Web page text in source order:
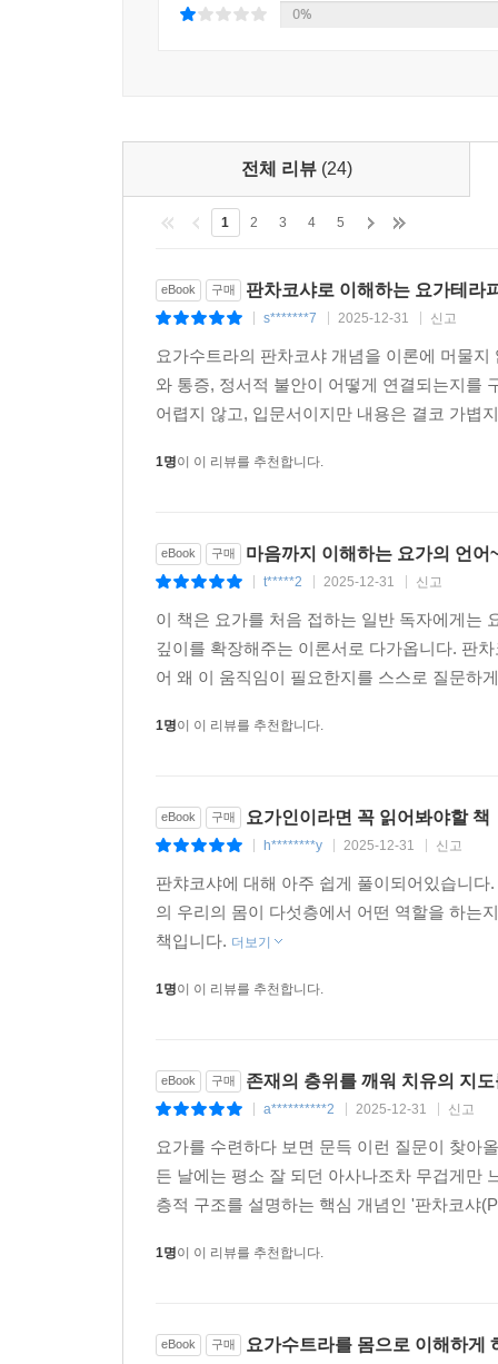
0%
전체 리뷰 (24)
1 2 3 4 5
eBook 구매 판차코샤로 이해하는 요가테라
s*******7 2025-12-31 신고
요가수트라의 판차코샤 개념을 이론에 머물
와 통증, 정서적 불안이 어떻게 연결되는지를
어렵지 않고, 입문서이지만 내용은 결코 가볍
1명이 이 리뷰를 추천합니다.
eBook 구매 마음까지 이해하는 요가의 언어
t*****2 2025-12-31 신고
이 책은 요가를 처음 접하는 일반 독자에게는
깊이를 확장해주는 이론서로 다가옵니다. 판
어 왜 이 움직임이 필요한지를 스스로 질문하
1명이 이 리뷰를 추천합니다.
eBook 구매 요가인이라면 꼭 읽어봐야할 책
h********y 2025-12-31 신고
판챠코샤에 대해 아주 쉽게 풀이되어있습니
의 우리의 몸이 다섯층에서 어떤 역할을 하는
책입니다. 더보기
1명이 이 리뷰를 추천합니다.
eBook 구매 존재의 층위를 깨워 치유의 지
a**********2 2025-12-31 신고
요가를 수련하다 보면 문득 이런 질문이 찾아
든 날에는 평소 잘 되던 아사나조차 무겁게만
층적 구조를 설명하는 핵심 개념인 '판차코샤
1명이 이 리뷰를 추천합니다.
eBook 구매 요가수트라를 몸으로 이해하게